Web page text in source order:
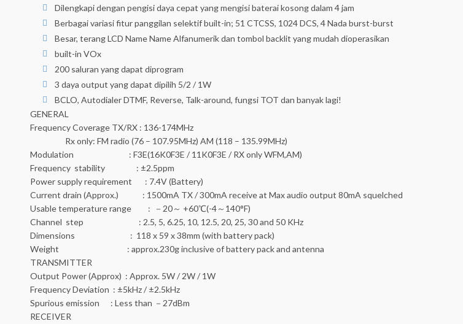
Dilengkapi dengan pengisi daya cepat yang mengisi baterai kosong dalam 4 jam
Berbagai variasi fitur panggilan selektif built-in; 51 CTCSS, 1024 DCS, 4 Nada burst-burst
Besar, terang LCD Name Name Alfanumerik dan tombol backlit yang mudah dioperasikan
built-in VOx
200 saluran yang dapat diprogram
3 daya output yang dapat dipilih 5/2 / 1W
BCLO, Autodialer DTMF, Reverse, Talk-around, fungsi TOT dan banyak lagi!
GENERAL
Frequency Coverage TX/RX : 136-174MHz
Rx only: FM radio (76 – 107.95MHz) AM (118 – 135.99MHz)
Modulation : F3E(16K0F3E / 11K0F3E / RX only WFM,AM)
Frequency stability : ±2.5ppm
Power supply requirement : 7.4V (Battery)
Current drain (Approx.) : 1500mA TX / 300mA receive at Max audio output 80mA squelched
Usable temperature range : －20～ +60℃(-4～140°F)
Channel step : 2.5, 5, 6.25, 10, 12.5, 20, 25, 30 and 50 KHz
Dimensions : 118 x 59 x 38mm (with battery pack)
Weight : approx.230g inclusive of battery pack and antenna
TRANSMITTER
Output Power (Approx) : Approx. 5W / 2W / 1W
Frequency Deviation : ±5kHz / ±2.5kHz
Spurious emission : Less than －27dBm
RECEIVER